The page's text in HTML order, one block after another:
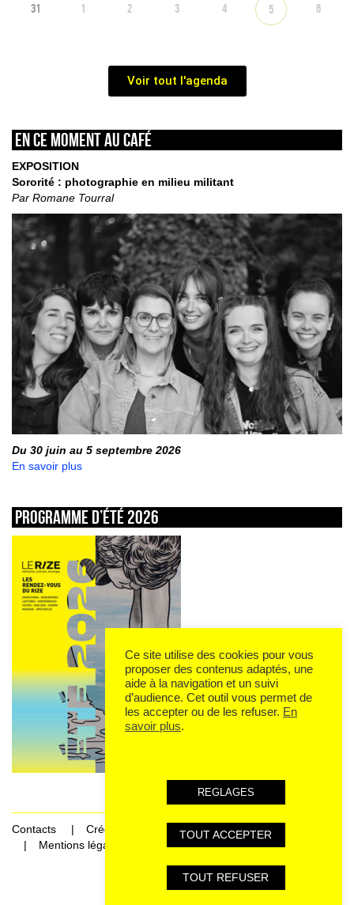
31 1 2 3 4 5 6
Voir tout l'agenda
En ce moment au café
EXPOSITION
Sororité : photographie en milieu militant
Par Romane Tourral
Du 30 juin au 5 septembre 2026
En savoir plus
Programme d’été 2026
Contacts
Crédits
Mentions légales et données personnelles
Ce site utilise des cookies pour vous
proposer des contenus adaptés, une
aide à la navigation et un suivi
d’audience. Cet outil vous permet de
les accepter ou de les refuser. En
savoir plus.
REGLAGES
TOUT ACCEPTER
TOUT REFUSER